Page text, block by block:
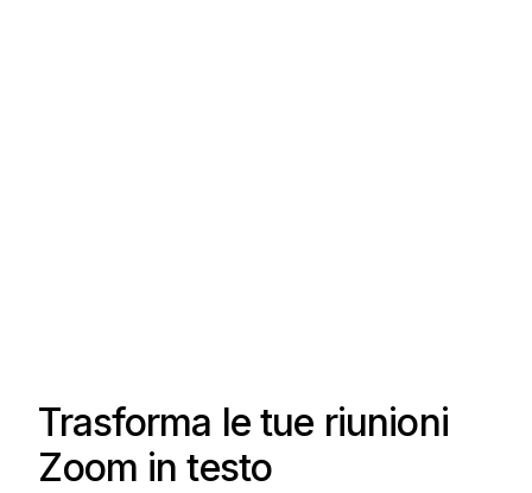
Trasforma le tue riunioni
Zoom in testo